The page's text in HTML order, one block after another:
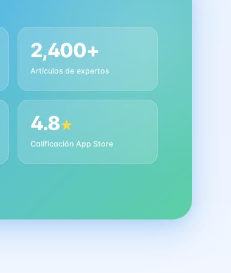
2,400+
Artículos de expertos
4.8★
Calificación App Store